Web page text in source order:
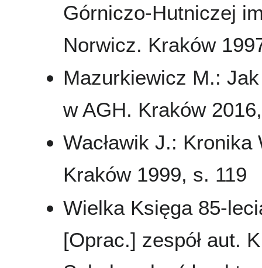
Górniczo-Hutniczej
Norwicz. Kraków
Mazurkiewicz M.:
w AGH. Kraków
Wacławik J.: Kronika
Kraków 1999, s. 119
Wielka Księga 85-
[Oprac.] zespół aut.